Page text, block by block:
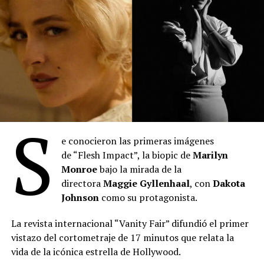
“Toy Story 5”: Se posicionó en el primer lugar del
mes con 2.027.345 espectadores durante julio. La
película de Disney-Pixar acumula 3.613.307
entradas desde su estreno el 18 de junio,
va del año. Lideró el ranking semanal todo el mes
hasta el estreno de “Spider-Man: Un nuevo día”. Es
la película más taquillera de 2026.
S
e conocieron las primeras imágenes
de “Flesh Impact”, la biopic deMarilyn
Monroebajo la mirada de la
directoraMaggie Gyllenhaal, conDakota
Johnson como su protagonista.
La revista internacional “Vanity Fair” difundió el primer
vistazo del cortometraje de 17 minutos que relata la
vida de la icónica estrella de Hollywood.